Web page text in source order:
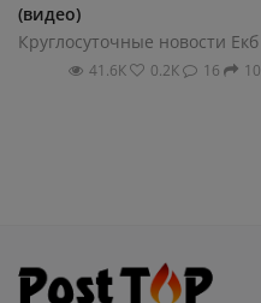
(видео)
Круглосуточные новости Екб
41.6К 0.2К 16 10